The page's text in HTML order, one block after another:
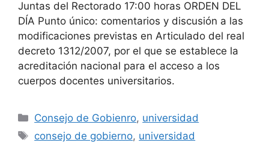
Juntas del Rectorado 17:00 horas ORDEN DEL
DÍA Punto único: comentarios y discusión a las
modificaciones previstas en Articulado del real
decreto 1312/2007, por el que se establece la
acreditación nacional para el acceso a los
cuerpos docentes universitarios.
Categories
Consejo de Gobienro, universidad
Tags
consejo de gobierno, universidad